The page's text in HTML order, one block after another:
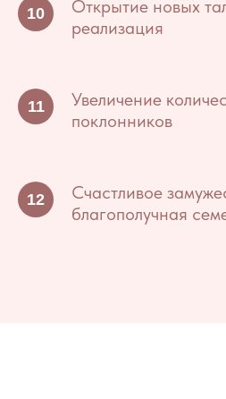
Открытие новых
реализация
Увеличение
поклонников
Счастливое
благополучная